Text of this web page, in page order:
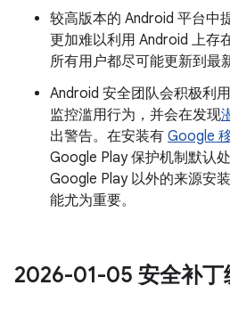
较高版本的 Android 平台中
更加难以利用 Android 上存
所有用户都尽可能更新到最
Android 安全团队会积极利用
监控滥用行为，并会在发现
出警告。在安装有 Google
Google Play 保护机制默认
Google Play 以外的来源安
能尤为重要。
2026-01-05 安全补丁